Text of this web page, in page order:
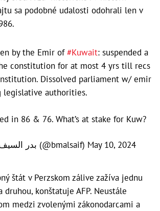
sa podobné udalosti odohrali len v
by the Emir of#Kuwait: suspended a
constitution for at most 4 yrs till recs
Dissolved parliament w/ emir
legislative authorities.
in 86 & 76. What’s at stake for Kuw?
— Bader Al-Saif بدر السيف (@bmalsaif) May 10, 2024
štát v Perzskom zálive zažíva jednu
konštatuje AFP. Neustále
medzi zvolenými zákonodarcami a